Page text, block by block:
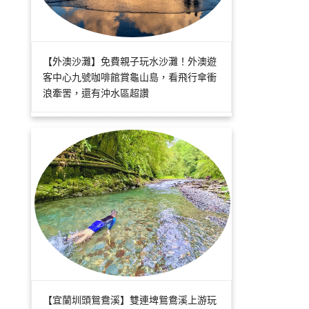
【外澳沙灘】免費親子玩水沙灘！外澳遊
客中心九號咖啡館賞龜山島，看飛行傘衝
浪牽罟，還有沖水區超讚
【宜蘭圳頭鴛鴦溪】雙連埤鴛鴦溪上游玩